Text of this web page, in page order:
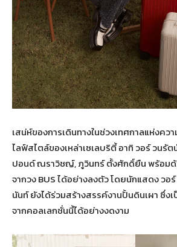
เสน่ห์ของการเดินทางในช่วงเทศกาลแห่งค
ไลฟ์สไตล์ของเหล่าเซเลบริตี้ อาทิ วอร์ วนรั
ปอนด์ ณราวิชญ์, ภูวินทร์ ตั้งศักดิ์ยืน พร้อมด้
จากวง BUS ได้อย่างลงตัว โดยนักแสดง วอ
นันท์ ยังได้ร่วมสร้างสรรค์งานปั้นดินเผา ซึ่ง
จากคอลเลกชั่นนี้ได้อย่างงดงาม